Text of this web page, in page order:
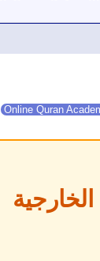
Online Quran